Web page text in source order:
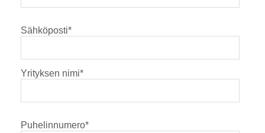
Sähköposti*
Yrityksen nimi*
Puhelinnumero*